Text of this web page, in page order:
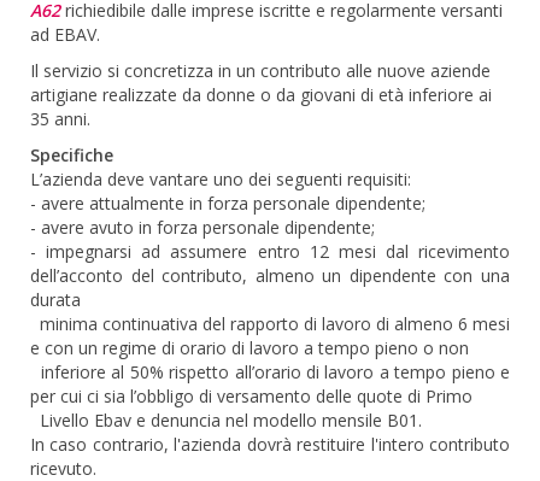
A62richiedibile dalle imprese iscritte e regolarmente versanti
ad EBAV.
Il servizio si concretizza in un contributo alle nuove aziende
artigiane realizzate da donne o da giovani di età inferiore ai
35 anni.
Specifiche
L’azienda deve vantare uno dei seguenti requisiti:
- avere attualmente in forza personale dipendente;
- avere avuto in forza personale dipendente;
- impegnarsi ad assumere entro 12 mesi dal ricevimento
dell’acconto del contributo, almeno un dipendente con una
durata
minima continuativa del rapporto di lavoro di almeno 6 mesi
e con un regime di orario di lavoro a tempo pieno o non
inferiore al 50% rispetto all’orario di lavoro a tempo pieno e
per cui ci sia l’obbligo di versamento delle quote di Primo
Livello Ebav e denuncia nel modello mensile B01.
In caso contrario, l'azienda dovrà restituire l'intero contributo
ricevuto.